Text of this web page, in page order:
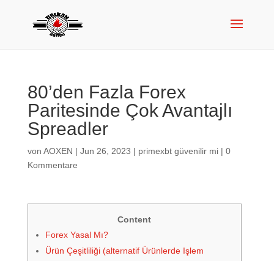
80’den Fazla Forex
Paritesinde Çok Avantajlı
Spreadler
von AOXEN | Jun 26, 2023 | primexbt güvenilir mi| 0
Kommentare
Content
Forex Yasal Mı?
Ürün Çeşitliliği (alternatif Ürünlerde Işlem